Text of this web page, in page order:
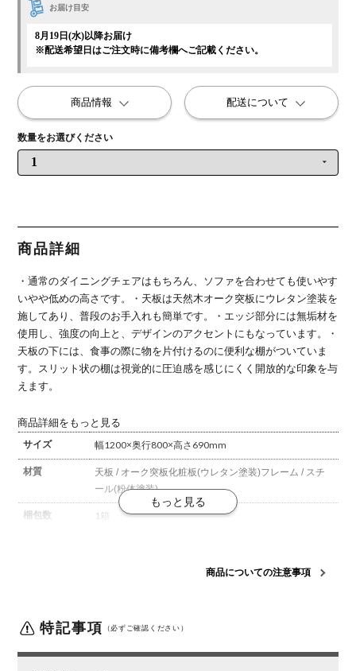
商品詳細
・通常のダイニングチェアはもちろん、ソファを合わせても使いやす
いやや低めの高さです。
・天板は天然木オーク突板にウレタン塗装を
施してあり、普段のお手入れも簡単です。
・エッジ部分には無垢材を
使用し、強度の向上と、デザインのアクセントにもなっています。
・
天板の下には、食事の際に物を片付けるのに便利な棚がついていま
す。スリット状の棚は視覚的に圧迫感を感じにくく開放的な印象を与
えます。
商品詳細をもっと見る
サイズ
幅1200×奥行800×高さ690mm
材質 天板 / オーク突板化粧板(ウレタン塗装)フレーム / スチ
ール(粉体塗装)
梱包数 1箱
ご注意
天然木を使用しているため小さな傷や、1点ごとに木
い。
商品についての注意事項
特記事項 （必ずご確認ください）
お届け目安
8月19日(水)以降お届け
※配送希望日はご注文時に備考欄へご記載ください。
商品情報 配送について